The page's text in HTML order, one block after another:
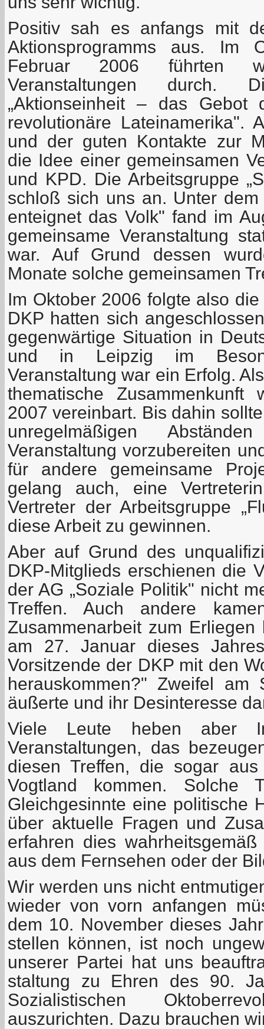
Positiv sah es anfangs mit
Aktionsprogramms aus. Im
Februar 2006 führten
Veranstaltungen durch.
„Aktionseinheit – das Gebot
revolutionäre Lateinamerika".
und der guten Kontakte zur
die Idee einer gemeinsamen
und KPD. Die Arbeitsgruppe
schloß sich uns an. Unter dem
enteignet das Volk" fand im
gemeinsame Veranstaltung
war. Auf Grund dessen
Monate solche gemeinsamen
Im Oktober 2006 folgte also
DKP hatten sich
gegenwärtige Situation in
und in Leipzig im
Veranstaltung war ein Erfolg.
thematische
2007 vereinbart. Bis dahin
unregelmäßigen
Veranstaltung vorzubereiten
für andere gemeinsame
gelang auch, eine
Vertreter der Arbeitsgruppe
diese Arbeit zu gewinnen.
Aber auf Grund des
DKP-Mitglieds erschienen die
der AG „Soziale Politik" nicht
Treffen. Auch andere
Zusammenarbeit zum
am 27. Januar dieses
Vorsitzende der DKP mit den
herauskommen?" Zweifel am
äußerte und ihr Desinteresse
Viele Leute heben aber
Veranstaltungen, das
diesen Treffen, die sogar
Vogtland kommen. Solche
Gleichgesinnte eine politische
über aktuelle Fragen und
erfahren dies
aus dem Fernsehen oder der
Wir werden uns nicht
wieder von vorn anfangen
dem 10. November dieses
stellen können, ist noch
unserer Partei hat uns
staltung zu Ehren des 90.
Sozialistischen
auszurichten. Dazu brauchen